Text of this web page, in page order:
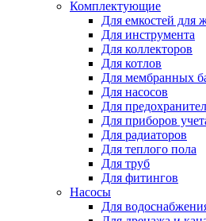
Комплектующие
Для емкостей для
Для инструмента
Для коллекторов
Для котлов
Для мембранных
Для насосов
Для
Для приборов
Для радиаторов
Для теплого пола
Для труб
Для фитингов
Насосы
Для